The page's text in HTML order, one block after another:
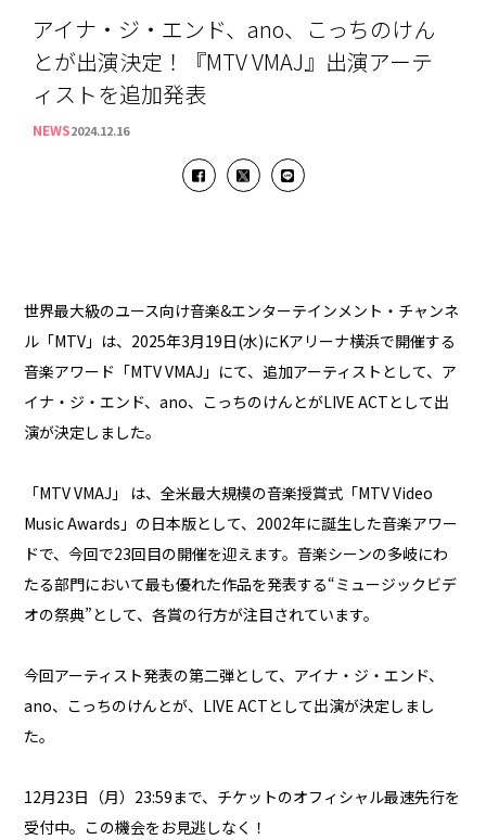
アイナ・ジ・エンド、ano、こっちのけん
とが出演決定！『MTV VMAJ』出演アーテ
ィストを追加発表
NEWS2024.12.16
世界最大級のユース向け音楽&エンターテインメント・チャンネ
ル「MTV」は、2025年3月19日(水)にKアリーナ横浜で開催する
音楽アワード「MTV VMAJ」にて、追加アーティストとして、ア
イナ・ジ・エンド、ano、こっちのけんとがLIVE ACTとして出
演が決定しました。
「MTV VMAJ」 は、全米最大規模の音楽授賞式「MTV Video
Music Awards」の日本版として、2002年に誕生した音楽アワー
ドで、今回で23回目の開催を迎えます。音楽シーンの多岐にわ
たる部門において最も優れた作品を発表する“ミュージックビデ
オの祭典”として、各賞の行方が注目されています。
今回アーティスト発表の第二弾として、アイナ・ジ・エンド、
ano、こっちのけんとが、LIVE ACTとして出演が決定しまし
た。
12月23日（月）23:59まで、チケットのオフィシャル最速先行を
受付中。この機会をお見逃しなく！